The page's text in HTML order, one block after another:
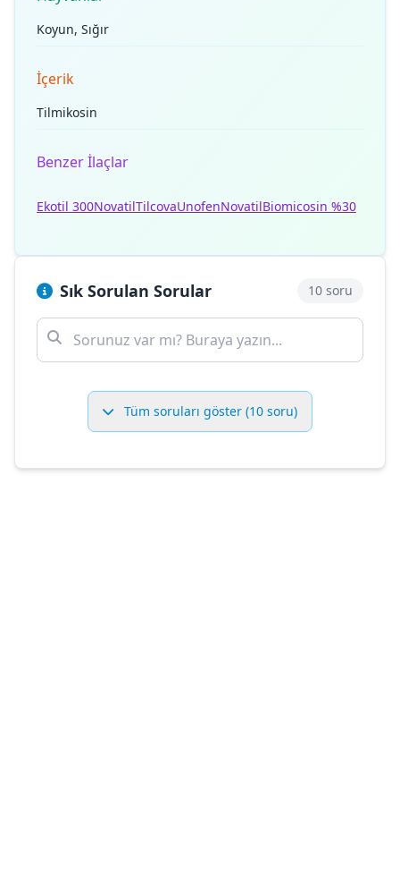
Koyun, Sığır
İçerik
Tilmikosin
Benzer İlaçlar
Ekotil 300NovatilTilcovaUnofenNovatilBiomicosin %30
Sık Sorulan Sorular 10 soru
Tüm soruları göster (10 soru)